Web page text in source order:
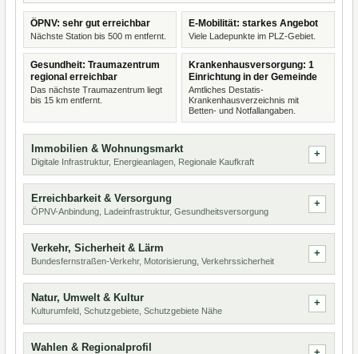
ÖPNV: sehr gut erreichbar
Nächste Station bis 500 m entfernt.
E-Mobilität: starkes Angebot
Viele Ladepunkte im PLZ-Gebiet.
Gesundheit: Traumazentrum
regional erreichbar
Das nächste Traumazentrum liegt
bis 15 km entfernt.
Krankenhausversorgung: 1
Einrichtung in der Gemeinde
Amtliches Destatis-
Krankenhausverzeichnis mit
Betten- und Notfallangaben.
Immobilien & Wohnungsmarkt
Digitale Infrastruktur, Energieanlagen, Regionale Kaufkraft
Erreichbarkeit & Versorgung
ÖPNV-Anbindung, Ladeinfrastruktur, Gesundheitsversorgung
Verkehr, Sicherheit & Lärm
Bundesfernstraßen-Verkehr, Motorisierung, Verkehrssicherheit
Natur, Umwelt & Kultur
Kulturumfeld, Schutzgebiete, Schutzgebiete Nähe
Wahlen & Regionalprofil